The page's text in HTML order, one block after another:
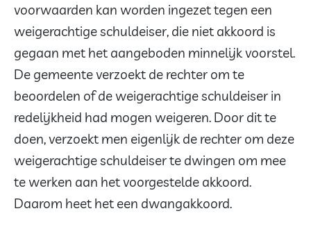
voorwaarden kan worden ingezet tegen een
weigerachtige schuldeiser, die niet akkoord is
gegaan met het aangeboden minnelijk voorstel.
De gemeente verzoekt de rechter om te
beoordelen of de weigerachtige schuldeiser in
redelijkheid had mogen weigeren. Door dit te
doen, verzoekt men eigenlijk de rechter om deze
weigerachtige schuldeiser te dwingen om mee
te werken aan het voorgestelde akkoord.
Daarom heet het een dwangakkoord.